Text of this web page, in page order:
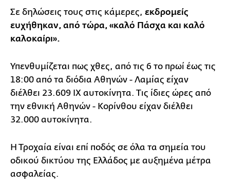
Σε δηλώσεις τους στις κάμερες, εκδρομείς
ευχήθηκαν, από τώρα, «καλό Πάσχα και καλό
καλοκαίρι».
Υπενθυμίζεται πως χθες, από τις 6 το πρωί έως τις
18:00 από τα διόδια Αθηνών - Λαμίας είχαν
διέλθει 23.609 ΙΧ αυτοκίνητα. Τις ίδιες ώρες από
την εθνική Αθηνών - Κορίνθου είχαν διέλθει
32.000 αυτοκίνητα.
Η Τροχαία είναι επί ποδός σε όλα τα σημεία του
οδικού δικτύου της Ελλάδος με αυξημένα μέτρα
ασφαλείας.